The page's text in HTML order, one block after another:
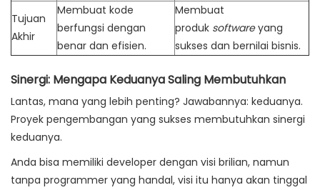
Tujuan
Akhir
Membuat kode
berfungsi dengan
benar dan efisien.
Membuat
produk softwareyang
sukses dan bernilai bisnis.
Sinergi: Mengapa Keduanya Saling Membutuhkan
Lantas, mana yang lebih penting? Jawabannya: keduanya.
Proyek pengembangan yang sukses membutuhkan sinergi
keduanya.
Anda bisa memiliki developer dengan visi brilian, namun
tanpa programmer yang handal, visi itu hanya akan tinggal